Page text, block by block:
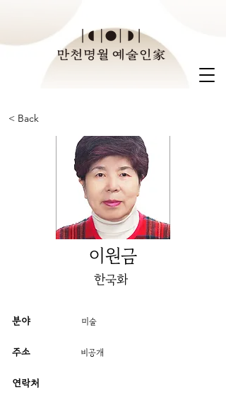
< Back
이원금
한국화
분야
주소
연락처
미술
​비공개